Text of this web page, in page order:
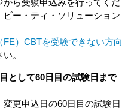
ら受験申込みを行ってくだ
ー・ティ・ソリューション
）CBTを受験できない方向
。
として60日目の試験日まで
更申込日の60日目の試験日